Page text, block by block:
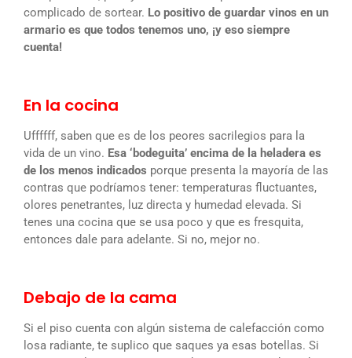
complicado de sortear. Lo positivo de guardar vinos en un
armario es que todos tenemos uno, ¡y eso siempre
cuenta!
En la cocina
Uffffff, saben que es de los peores sacrilegios para la
vida de un vino. Esa ‘bodeguita’ encima de la heladera es
de los menos indicados porque presenta la mayoría de las
contras que podríamos tener: temperaturas fluctuantes,
olores penetrantes, luz directa y humedad elevada. Si
tenes una cocina que se usa poco y que es fresquita,
entonces dale para adelante. Si no, mejor no.
Debajo de la cama
Si el piso cuenta con algún sistema de calefacción como
losa radiante, te suplico que saques ya esas botellas. Si